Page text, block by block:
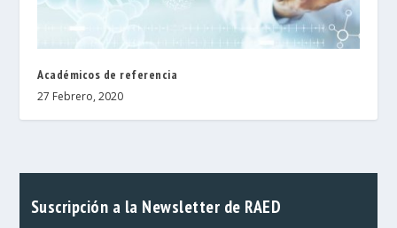
Académicos de referencia
27 Febrero, 2020
Suscripción a la Newsletter de RAED